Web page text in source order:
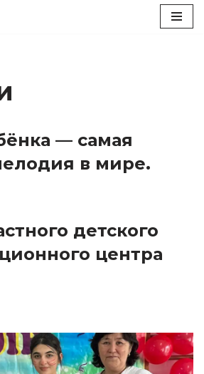
— самая
в мире.
детского
центра